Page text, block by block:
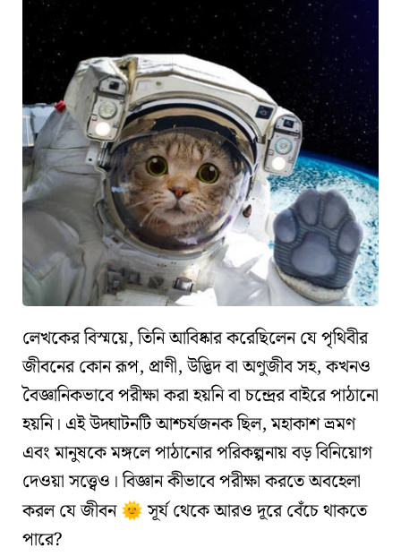
লেখকের বিস্ময়ে, তিনি আবিষ্কার করেছিলেন যেপৃথিবীর
জীবনের কোন রূপ, প্রাণী, উদ্ভিদ বা অণুজীব সহ, কখনও
বৈজ্ঞানিকভাবে পরীক্ষা করা হয়নি বা চন্দ্রের বাইরে পাঠানো
হয়নি। এই উদ্ঘাটনটি আশ্চর্যজনক ছিল,মহাকাশ ভ্রমণ
এবংমানুষকে মঙ্গলে পাঠানোর পরিকল্পনায়বড় বিনিয়োগ
দেওয়া সত্ত্বেও। বিজ্ঞান কীভাবে পরীক্ষা করতে অবহেলা
করল যে জীবন 🌞 সূর্য থেকে আরও দূরে বেঁচে থাকতে
পারে?